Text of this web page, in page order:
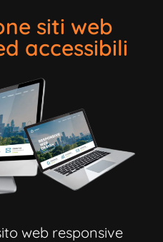
siti web
accessibili
web responsive